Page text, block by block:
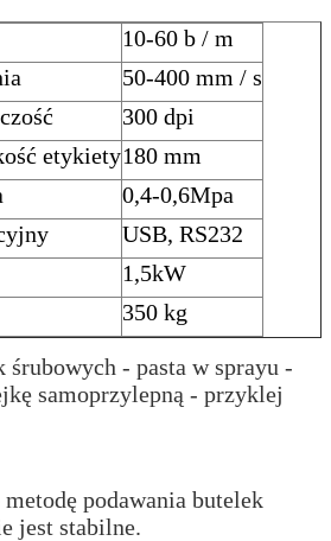
10-60 b / m
50-400 mm / s
300 dpi
etykiety180 mm
0,4-0,6Mpa
USB, RS232
1,5kW
350 kg
śrubowych - pasta w sprayu -
samoprzylepną - przyklej
podawania butelek
jest stabilne.